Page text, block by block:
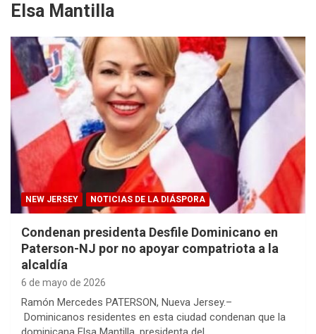
Elsa Mantilla
NEW JERSEY NOTICIAS DE LA DIÁSPORA
Condenan presidenta Desfile Dominicano en
Paterson-NJ por no apoyar compatriota a la
alcaldía
6 de mayo de 2026
Ramón Mercedes PATERSON, Nueva Jersey.–
Dominicanos residentes en esta ciudad condenan que la